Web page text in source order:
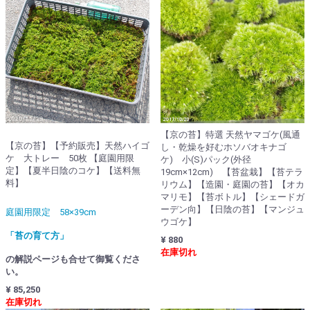
【京の苔】【予約販売】天然ハイゴ
ケ 大トレー 50枚 【庭園用限
定】【夏半日陰のコケ】【送料無
料】
庭園用限定 58×39cm
「苔の育て方」
の解説ページも合せて御覧くださ
い。
¥ 85,250
在庫切れ
【京の苔】特選 天然ヤマゴケ(風通
し・乾燥を好むホソバオキナゴ
ケ) 小(S)パック(外径
19cm×12cm) 【苔盆栽】【苔テラ
リウム】【造園・庭園の苔】【オカ
マリモ】【苔ボトル】【シェードガ
ーデン向】【日陰の苔】【マンジュ
ウゴケ】
¥ 880
在庫切れ